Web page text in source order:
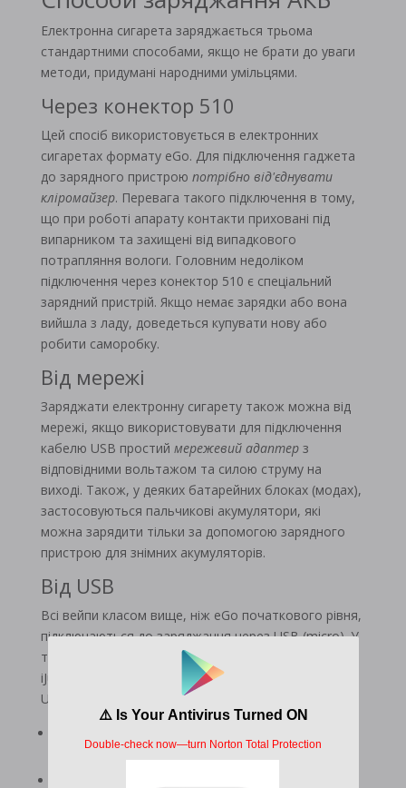
Електронна сигарета заряджається трьома
стандартними способами, якщо не брати до уваги
методи, придумані народними умільцями.
Через конектор 510
Цей спосіб використовується в електронних
сигаретах формату eGo. Для підключення гаджета
до зарядного пристрою потрібно від'єднувати
кліромайзер. Перевага такого підключення в тому,
що при роботі апарату контакти приховані під
випарником та захищені від випадкового
потрапляння вологи. Головним недоліком
підключення через конектор 510 є спеціальний
зарядний пристрій. Якщо немає зарядки або вона
вийшла з ладу, доведеться купувати нову або
робити саморобку.
Від мережі
Заряджати електронну сигарету також можна від
мережі, якщо використовувати для підключення
кабелю USB простий мережевий адаптерз
відповідними вольтажом та силою струму на
виході. Також, у деяких батарейних блоках (модах),
застосовуються пальчикові акумулятори, які
можна зарядити тільки за допомогою зарядного
пристрою для знімних акумуляторів.
Від USB
Всі вейпи класом вище, ніж eGo початкового рівня,
підключаються до заряджання через USB (micro). У
такий спосіб можна зарядити, наприклад, вейпи
iJust S та iJust 2. Серед переваг зарядки через micro
USB можна виділити такі:
підключенні до блока живлення;